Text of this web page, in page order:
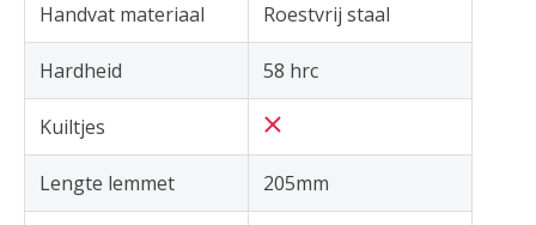
Handvat materiaal Roestvrij staal
Hardheid 58 hrc
Kuiltjes
Lengte lemmet 205mm